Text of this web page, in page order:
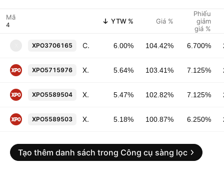
Mã YTW % Giá %
Phiếu
giảm
giá %
XPO3706165 CNF, Inc. 6.7% 01-MAY-2034 6.00% 104.42% 6.700%
XPO5715976 XPO, Inc. 7.125% 01-FEB-2032 5.64% 103.41% 7.125%
XPO5589504 XPO, Inc. 7.125% 01-JUN-2031 5.47% 102.82% 7.125%
XPO5589503 XPO, Inc. 6.25% 01-JUN-2028 5.18% 100.87% 6.250%
Tạo thêm danh sách trong Công cụ sàng lọc